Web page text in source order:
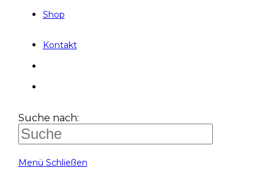
Shop
Kontakt
Suche nach:
Menü Schließen